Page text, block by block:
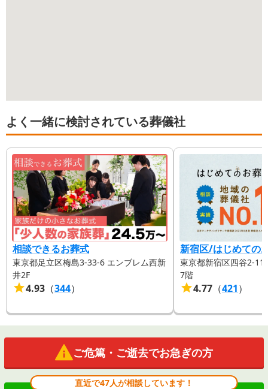
よく一緒に検討されている葬儀社
相談できるお葬式
東京都足立区梅島3-33-6 エンブレム西新
井2F
4.93 （344）
新宿区/はじめての
東京都新宿区四谷2-
7階
4.77 （421）
ご危篤・ご逝去でお急ぎの方
直近で47人が相談しています！